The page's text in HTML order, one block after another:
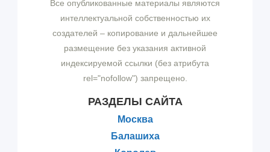
Все опубликованные материалы являются
интеллектуальной собственностью их
создателей – копирование и дальнейшее
размещение без указания активной
индексируемой ссылки (без атрибута
rel="nofollow") запрещено.
РАЗДЕЛЫ САЙТА
Москва
Балашиха